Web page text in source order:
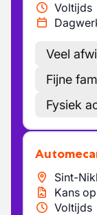
Voltijds
Veel
Fijne
Fysiek
Sint-
Kans
Voltijds